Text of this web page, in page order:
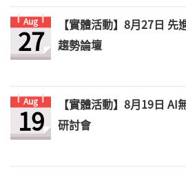
Aug
27
【實體活動】8月27日
趨勢論壇
Aug
19
【實體活動】8月19日
研討會